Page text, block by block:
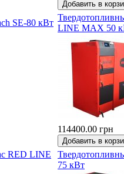
SE-80 кВт
LINE MAX 50
114400.00 грн
RED LINE
75 кВт